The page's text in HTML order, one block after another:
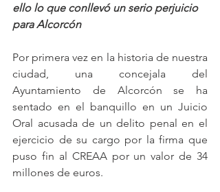
ello lo que conllevó un serio perjuicio
para Alcorcón
Por primera vez en la historia de nuestra
ciudad, una concejala del
Ayuntamiento de Alcorcón se ha
sentado en el banquillo en un Juicio
Oral acusada de un delito penal en el
ejercicio de su cargo por la firma que
puso fin al CREAA por un valor de 34
millones de euros.